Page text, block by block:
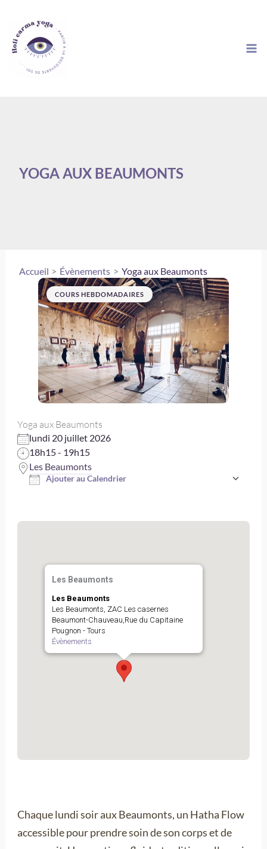
contenu
YOGA AUX BEAUMONTS
Accueil Évènements Yoga aux Beaumonts
COURS HEBDOMADAIRES
Yoga aux Beaumonts
lundi 20 juillet 2026
18h15 - 19h15
Les Beaumonts
Ajouter au Calendrier
Les Beaumonts
Les Beaumonts
Les Beaumonts, ZAC Les casernes
Beaumont-Chauveau,Rue du Capitaine
Pougnon - Tours
Évènements
Chaque lundi soir aux Beaumonts, un Hatha Flow
accessible pour prendre soin de son corps et de